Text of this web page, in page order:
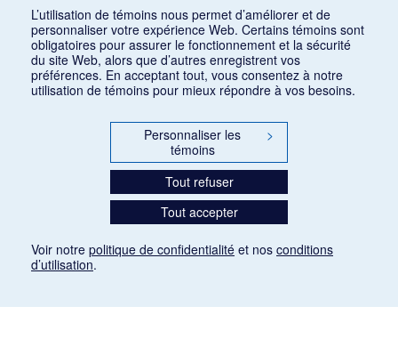
Classer par :auteur (a) |auteur (d)|date (a)|date (d)
(a) |titre (d)|ajout récent
L’utilisation de témoins nous permet d’améliorer et de
personnaliser votre expérience Web. Certains témoins sont
obligatoires pour assurer le fonctionnement et la sécurité
du site Web, alors que d’autres enregistrent vos
préférences. En acceptant tout, vous consentez à notre
utilisation de témoins pour mieux répondre à vos besoins.
Personnaliser les
témoins
>
Tout refuser
Tout accepter
Voir notre politique de confidentialité et nos conditions
d’utilisation.